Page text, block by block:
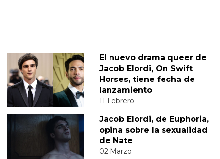
El nuevo drama queer de
Jacob Elordi, On Swift
Horses, tiene fecha de
lanzamiento
11 Febrero
Jacob Elordi, de Euphoria,
opina sobre la sexualidad
de Nate
02 Marzo